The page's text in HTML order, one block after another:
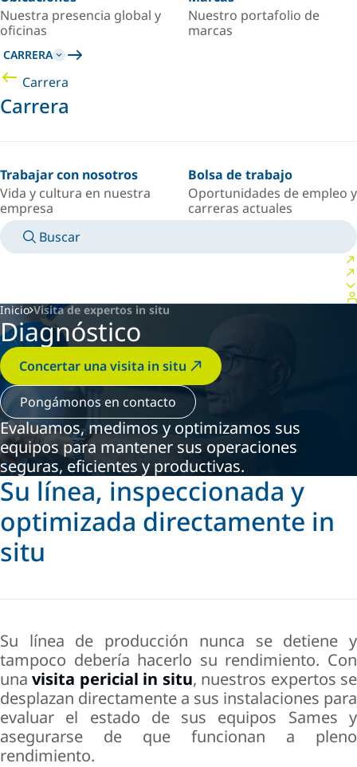
Nuestra presencia global y
oficinas
Nuestro portafolio de
marcas
CARRERA
Carrera
Carrera
Trabajar con nosotros
Vida y cultura en nuestra
empresa
Bolsa de trabajo
Oportunidades de empleo y
carreras actuales
Buscar
Inicio Visita de expertos in situ
Diagnóstico
Concertar una visita in situ
Pongámonos en contacto
Evaluamos, medimos y optimizamos sus
equipos para mantener sus operaciones
seguras, eficientes y productivas.
Su línea, inspeccionada y
optimizada directamente in
situ
Su línea de producción nunca se detiene y
tampoco debería hacerlo su rendimiento. Con
una visita pericial in situ, nuestros expertos se
desplazan directamente a sus instalaciones para
evaluar el estado de sus equipos Sames y
asegurarse de que funcionan a pleno
rendimiento.